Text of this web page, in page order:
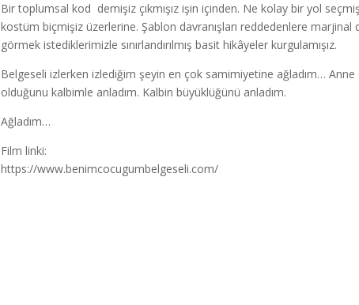
Bir toplumsal kod demişiz çıkmışız işin içinden. Ne kolay bir yol
kostüm biçmişiz üzerlerine. Şablon davranışları reddedenlere
görmek istediklerimizle sınırlandırılmış basit hikâyeler kurgulamışız.
Belgeseli izlerken izlediğim şeyin en çok samimiyetine ağladım…
olduğunu kalbimle anladım. Kalbin büyüklüğünü anladım.
Ağladım…
Film linki:
https://www.benimcocugumbelgeseli.com/